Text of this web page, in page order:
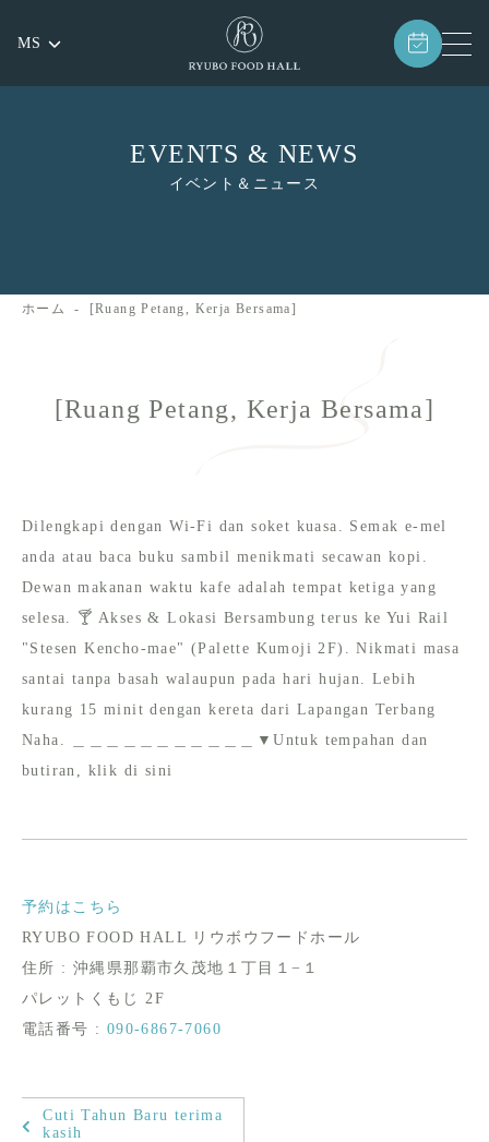
MS
EVENTS & NEWS
イベント＆ニュース
ホーム [Ruang Petang, Kerja Bersama]
[Ruang Petang, Kerja Bersama]
Dilengkapi dengan Wi-Fi dan soket kuasa. Semak e-mel
anda atau baca buku sambil menikmati secawan kopi.
Dewan makanan waktu kafe adalah tempat ketiga yang
selesa. 🍸 Akses & Lokasi Bersambung terus ke Yui Rail
"Stesen Kencho-mae" (Palette Kumoji 2F). Nikmati masa
santai tanpa basah walaupun pada hari hujan. Lebih
kurang 15 minit dengan kereta dari Lapangan Terbang
Naha. ＿＿＿＿＿＿＿＿＿＿＿▼Untuk tempahan dan
butiran, klik di sini
予約はこちら
RYUBO FOOD HALL リウボウフードホール
住所 : 沖縄県那覇市久茂地１丁目１−１
パレットくもじ 2F
電話番号 : 090-6867-7060
Cuti Tahun Baru terima
kasih